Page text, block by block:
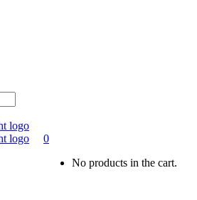
0
No products in the cart.